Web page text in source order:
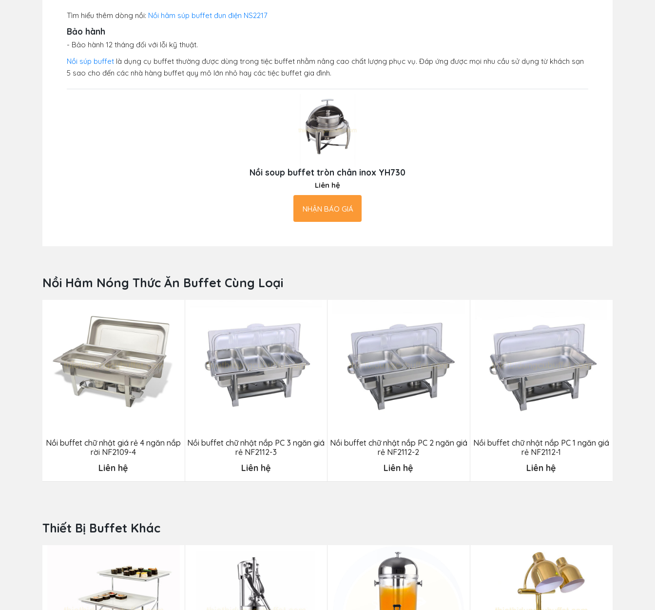
Tìm hiểu thêm dòng nồi: Nồi hâm súp buffet đun điện NS2217
Bảo hành
- Bảo hành 12 tháng đối với lỗi kỹ thuật.
Nồi súp buffet là dụng cụ buffet thường được dùng trong tiệc buffet nhằm nâng cao chất lượng phục vụ. Đáp ứng được mọi nhu cầu sử dụng từ khách sạn
5 sao cho đến các nhà hàng buffet quy mô lớn nhỏ hay các tiệc buffet gia đình.
Nồi soup buffet tròn chân inox YH730
Liên hệ
NHẬN BÁO GIÁ
Nồi Hâm Nóng Thức Ăn Buffet Cùng Loại
Nồi buffet chữ nhật giá rẻ 4 ngăn nắp
rời NF2109-4
Liên hệ
Nồi buffet chữ nhật nắp PC 3 ngăn giá
rẻ NF2112-3
Liên hệ
Nồi buffet chữ nhật nắp PC 2 ngăn giá
rẻ NF2112-2
Liên hệ
Nồi buffet chữ nhật nắp PC 1 ngăn giá
rẻ NF2112-1
Liên hệ
Thiết Bị Buffet Khác